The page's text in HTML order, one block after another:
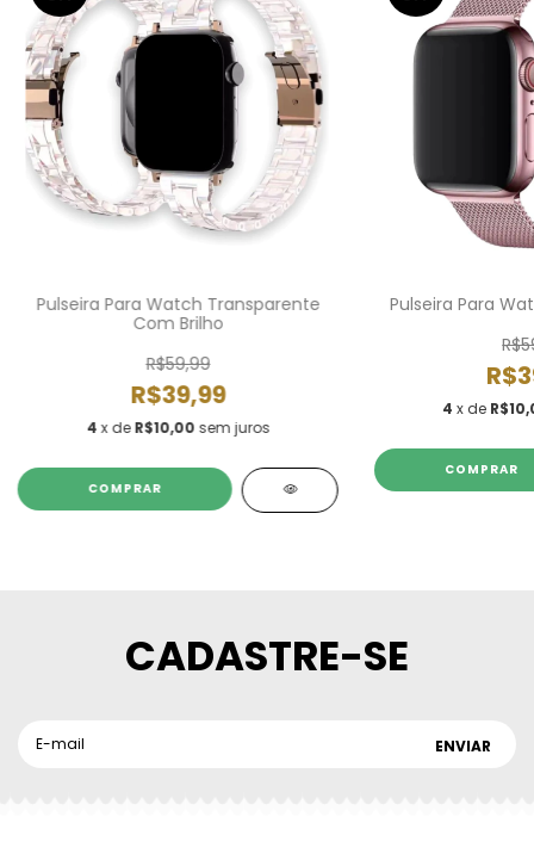
Pulseira Para Watch Transparente
Com Brilho
R$59,99
R$39,99
4x deR$10,00 sem juros
COMPRAR
Pulseira Para
4 x de
COMPRAR
CADASTRE-SE